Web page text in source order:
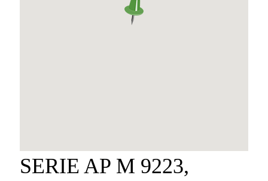
SERIE AP M 9223,